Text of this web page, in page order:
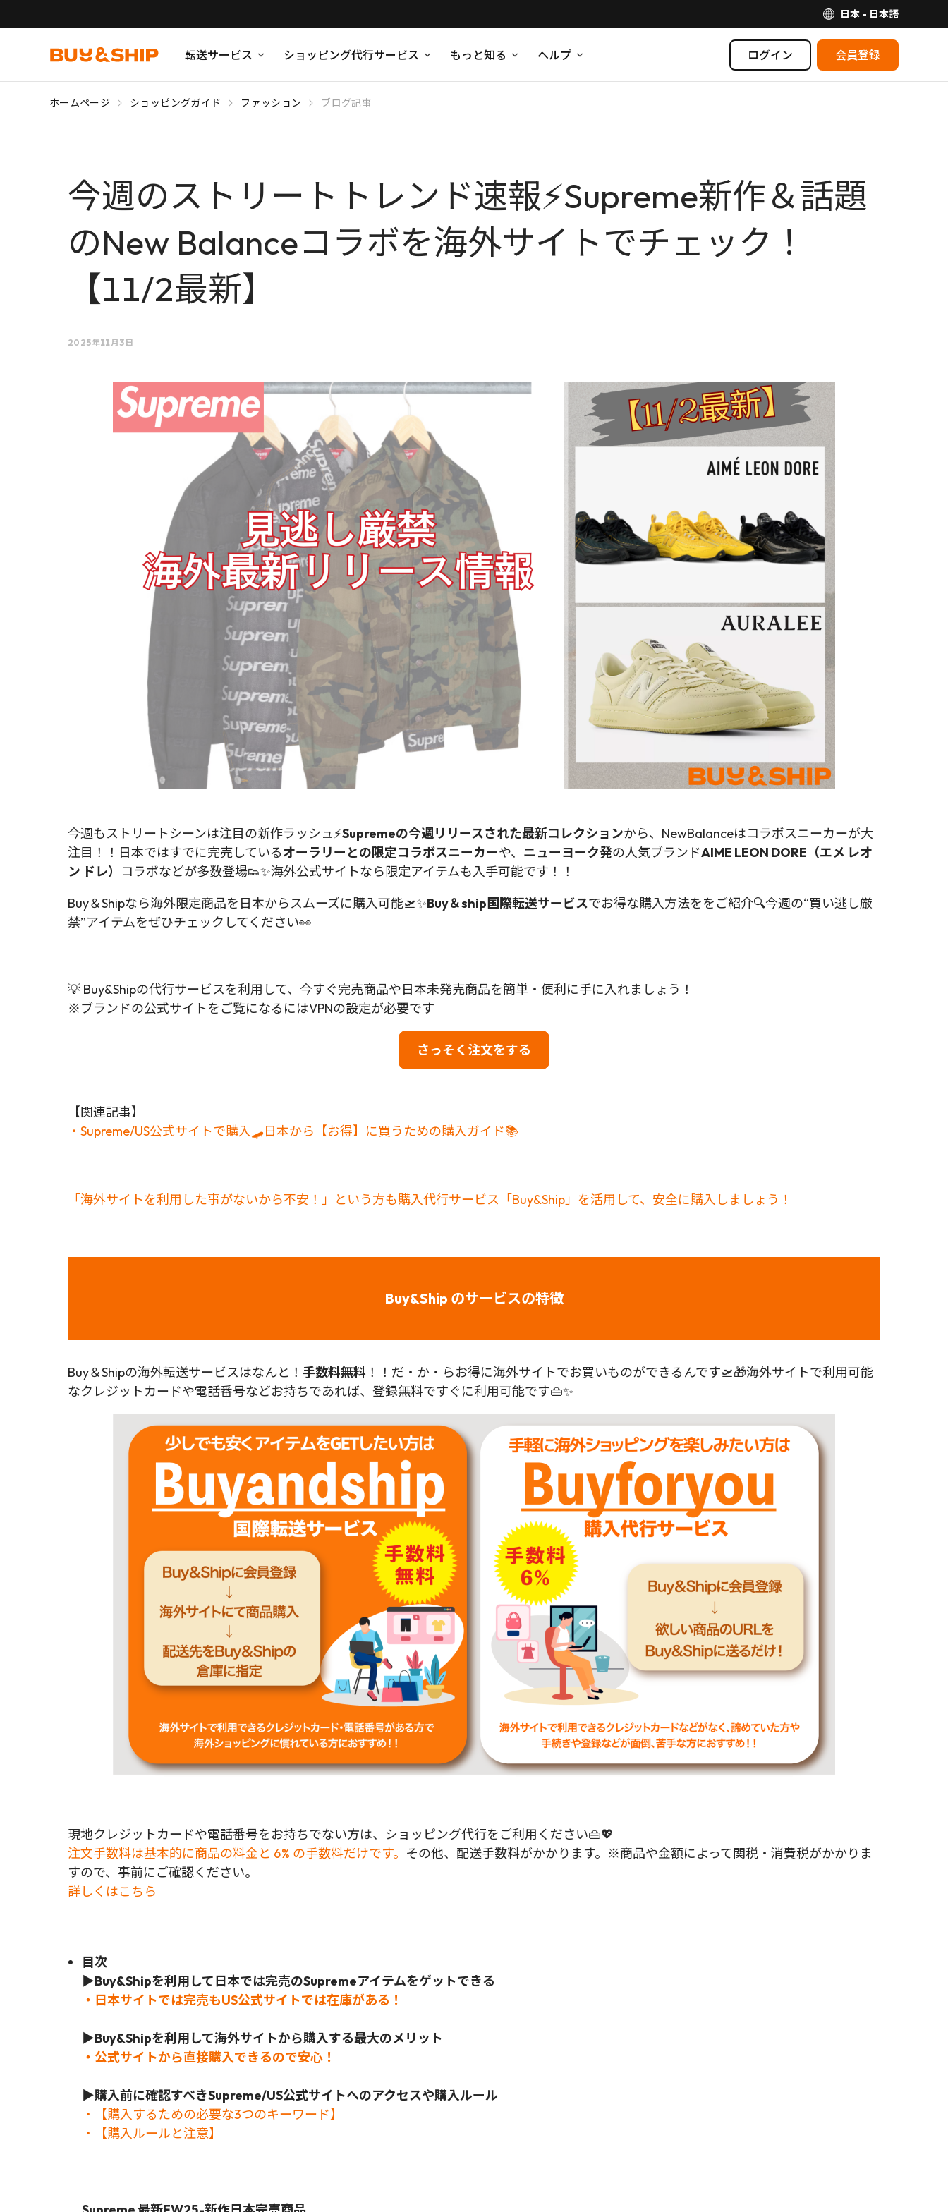
日本 - 日本語
転送サービス ショッピング代行サービス もっと知る ヘルプ ログイン 会員登録
ホームページ ショッピングガイド ファッション ブログ記事
今週のストリートトレンド速報⚡Supreme新作＆話題
のNew Balanceコラボを海外サイトでチェック！
【11/2最新】
2025年11月3日
今週もストリートシーンは注目の新作ラッシュ⚡Supremeの今週リリースされた最新コレクションから、NewBalanceはコラボスニーカーが大
注目！！日本ではすでに完売しているオーラリーとの限定コラボスニーカーや、 ニューヨーク発の人気ブランドAIME LEON DORE（エメ レオ
ン ドレ）
コラボなどが多数登場👟✨海外公式サイトなら限定アイテムも入手可能です！！
Buy＆Shipなら海外限定商品を日本からスムーズに購入可能🛫✨Buy＆ship国際転送サービスでお得な購入方法ををご紹介🔍今週の“買い逃し厳
禁”アイテムをぜひチェックしてください👀
💡 Buy&Shipの代行サービスを利用して、今すぐ完売商品や日本未発売商品を簡単・便利に手に入れましょう！
※ブランドの公式サイトをご覧になるにはVPNの設定が必要です
さっそく注文をする
【関連記事】
・Supreme/US公式サイトで購入🛹日本から【お得】に買うための購入ガイド📚
「海外サイトを利用した事がないから不安！」という方も購入代行サービス「Buy&Ship」を活用して、安全に購入しましょう！
Buy&Ship のサービスの特徴
Buy＆Shipの海外転送サービスはなんと！ 手数料無料 ！！だ・か・らお得に海外サイトでお買いものができるんです🛫🎁海外サイトで利用可能
なクレジットカードや電話番号などお持ちであれば、登録無料ですぐに利用可能です👜✨
現地クレジットカードや電話番号をお持ちでない方は、ショッピング代行をご利用ください👜💖
注文手数料は基本的に商品の料金と 6% の手数料だけです。 その他、配送手数料がかかります。※商品や金額によって関税・消費税がかかりま
すので、事前にご確認ください。
詳しくはこちら
目次
▶Buy&Shipを利用して日本では完売のSupremeアイテムをゲットできる
・日本サイトでは完売もUS公式サイトでは在庫がある！
▶Buy&Shipを利用して海外サイトから購入する最大のメリット
・公式サイトから直接購入できるので安心！
▶購入前に確認すべきSupreme/US公式サイトへのアクセスや購入ルール
・【購入するための必要な3つのキーワード】
・【購入ルールと注意】